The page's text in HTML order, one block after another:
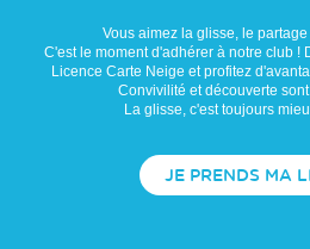
Vous aimez la glisse, le
C'est le moment d'adhérer à notre club !
Licence Carte Neige et profitez
Convivilité et découverte
La glisse, c'est toujours
JE PRENDS MA